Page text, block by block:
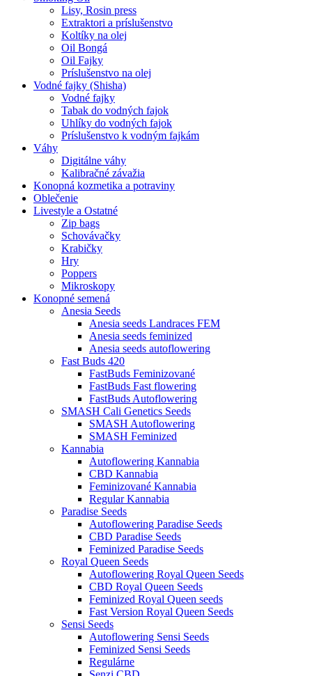
Lisy, Rosin press
Extraktori a príslušenstvo
Koltíky na olej
Oil Bongá
Oil Fajky
Príslušenstvo na olej
Vodné fajky (Shisha)
Vodné fajky
Tabak do vodných fajok
Uhlíky do vodných fajok
Príslušenstvo k vodným fajkám
Váhy
Digitálne váhy
Kalibračné závažia
Konopná kozmetika a potraviny
Oblečenie
Livestyle a Ostatné
Zip bags
Schovávačky
Krabičky
Hry
Poppers
Mikroskopy
Konopné semená
Anesia Seeds
Anesia seeds Landraces FEM
Anesia seeds feminized
Anesia seeds autoflowering
Fast Buds 420
FastBuds Feminizované
FastBuds Fast flowering
FastBuds Autoflowering
SMASH Cali Genetics Seeds
SMASH Autoflowering
SMASH Feminized
Kannabia
Autoflowering Kannabia
CBD Kannabia
Feminizované Kannabia
Regular Kannabia
Paradise Seeds
Autoflowering Paradise Seeds
CBD Paradise Seeds
Feminized Paradise Seeds
Royal Queen Seeds
Autoflowering Royal Queen Seeds
CBD Royal Queen Seeds
Feminized Royal Queen seeds
Fast Version Royal Queen Seeds
Sensi Seeds
Autoflowering Sensi Seeds
Feminized Sensi Seeds
Regulárne